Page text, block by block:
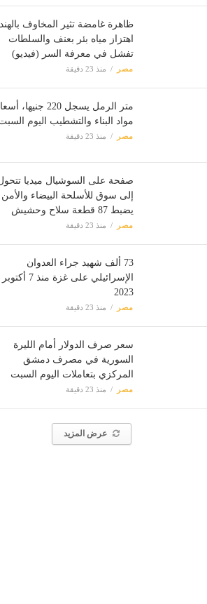
ظاهرة غامضة تثير المخاوف
اهتزاز مياه بئر بعنف والسلطات
تفشل في معرفة السر (فيديو)
مصر منذ 23 دقيقة
متر الرمل يسجل 220 جنيها،
مواد البناء والتشطيب اليوم
مصر منذ 23 دقيقة
صفحة على السوشيال ميديا
إلى سوق للأسلحة البيضاء والأمن
يضبط 87 قطعة سلاح وحشيش
مصر منذ 23 دقيقة
73 ألف شهيد جراء العدوان
الإسرائيلي على غزة منذ 7 أكتوبر
2023
مصر منذ 23 دقيقة
سعر صرف الدولار أمام الليرة
السورية في مصرف دمشق
المركزي بتعاملات اليوم السبت
مصر منذ 23 دقيقة
عرض المزيد